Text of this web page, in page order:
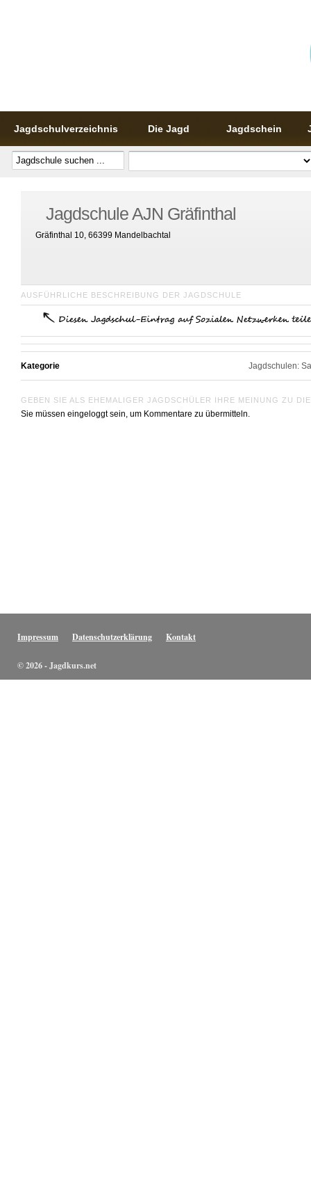
Jagdschulverzeichnis Die Jagd Jagdschein
Jagdschule AJN Gräfinthal
Gräfinthal 10, 66399 Mandelbachtal
AUSFÜHRLICHE BESCHREIBUNG DER JAGDSCHULE
Kategorie Jagdschulen:
GEBEN SIE ALS EHEMALIGER JAGDSCHÜLER IHRE MEINUNG ZU
Sie müssen eingeloggt sein, um Kommentare zu übermitteln.
Impressum Datenschutzerklärung Kontakt
© 2026 - Jagdkurs.net